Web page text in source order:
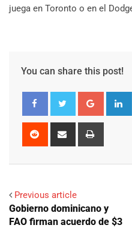
juega en Toronto o en el
You can share this post!
Google+
Reddit
Share
Previous article
Gobierno dominicano y
FAO firman acuerdo de $3